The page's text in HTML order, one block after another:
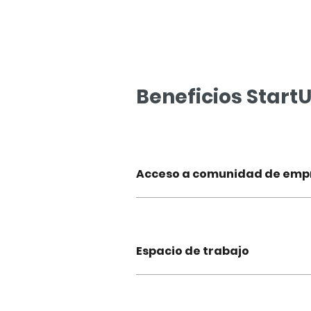
Beneficios
Acceso a comunidad de
Espacio de trabajo